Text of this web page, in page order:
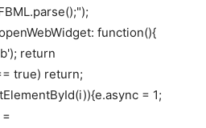
function(){
return
true) return;
= 1;